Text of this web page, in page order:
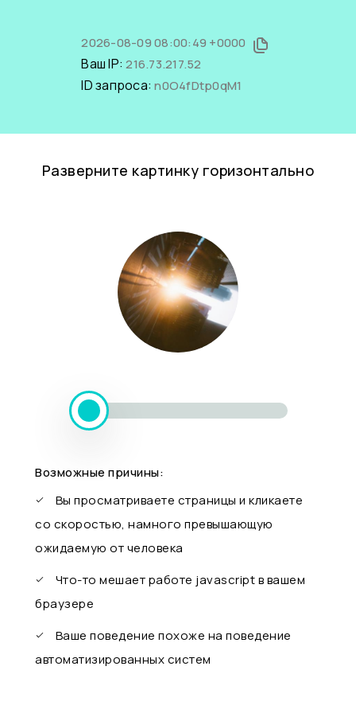
2026-08-09 08:00:49 +0000
Ваш IP:216.73.217.52
ID запроса:n0O4fDtp0qM1
Разверните картинку горизонтально
Возможные причины:
Вы просматриваете страницы и кликаете
со скоростью, намного превышающую
ожидаемую от человека
Что-то мешает работе javascript в вашем
браузере
Ваше поведение похоже на поведение
автоматизированных систем